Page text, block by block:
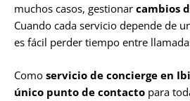
muchos casos, gestionar cambios
Cuando cada servicio depende de
es fácil perder tiempo entre
Como servicio de concierge en
único punto de contacto para